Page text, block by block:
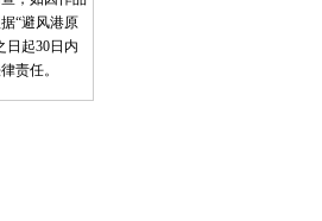
“避风港原
日起30日内
责任。